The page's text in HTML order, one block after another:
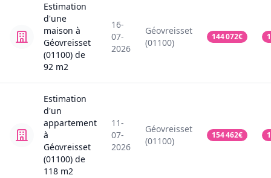
Estimation
d'une
maison à
Géovreisset
(01100) de
92 m2
16-
07-
2026
Géovreisset
(01100)
144 072€
Estimation
d'un
appartement
à
Géovreisset
(01100) de
118 m2
11-
07-
2026
Géovreisset
(01100)
154 462€